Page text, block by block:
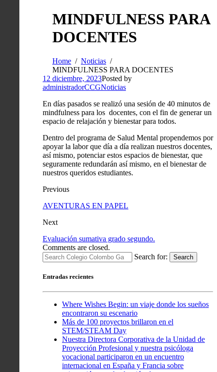
MINDFULNESS PARA
DOCENTES
Home
Noticias
MINDFULNESS PARA DOCENTES
12 diciembre, 2023Posted by
administradorCCGNoticias
En días pasados se realizó una sesión de 40 minutos de
mindfulness para los docentes, con el fin de generar un
espacio de relajación y bienestar para todos.
Dentro del programa de Salud Mental propendemos por
apoyar la labor que día a día realizan nuestros docentes,
así mismo, potenciar estos espacios de bienestar, que
seguramente redundarán así mismo, en el bienestar de
nuestros queridos estudiantes.
Previous
AVENTURAS EN PAPEL
Next
Evaluación sumativa grado segundo.
Comments are closed.
Search for:
Search
Entradas recientes
Where Wishes Begin: un viaje donde los sueños
encontraron su escenario
Más de 100 proyectos brillaron en el
STEM/STEAM Day
Nuestra Directora Corporativa de la Unidad de
Proyección Profesional y nuestra psicóloga
vocacional participaron en un encuentro
internacional en España y Francia sobre